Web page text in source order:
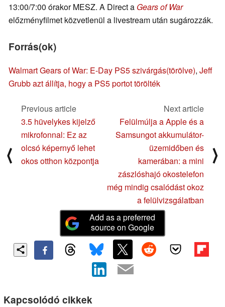
13:00/7:00 órakor MESZ. A Direct a Gears of War
előzményfilmet közvetlenül a livestream után sugározzák.
Forrás(ok)
Walmart Gears of War: E-Day PS5 szivárgás(törölve), Jeff
Grubb azt állítja, hogy a PS5 portot törölték
⟨
Previous article
3.5 hüvelykes kijelző
mikrofonnal: Ez az
olcsó képernyő lehet
okos otthon központja
Next article
Felülmúlja a Apple és a
Samsungot akkumulátor-
üzemidőben és
kamerában: a mini
zászlóshajó okostelefon
még mindig csalódást okoz
a felülvizsgálatban
⟩
Add as a preferred
source on Google
Kapcsolódó cikkek